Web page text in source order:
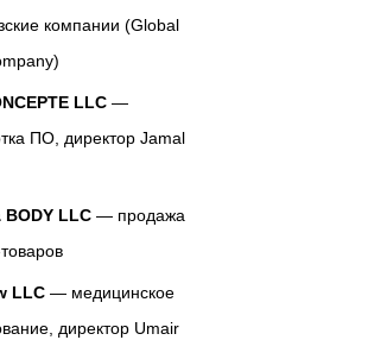
компании (Global
LLC —
ПО, директор Jamal
BODY LLC — продажа
LLC — медицинское
директор Umair